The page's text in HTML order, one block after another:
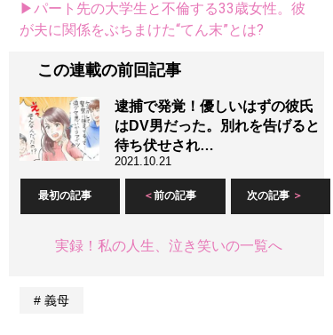
▶パート先の大学生と不倫する33歳女性。彼
が夫に関係をぶちまけた“てん末”とは?
この連載の前回記事
逮捕で発覚！優しいはずの彼氏
はDV男だった。別れを告げると
待ち伏せされ…
2021.10.21
最初の記事 前の記事 次の記事
実録！私の人生、泣き笑いの一覧へ
義母